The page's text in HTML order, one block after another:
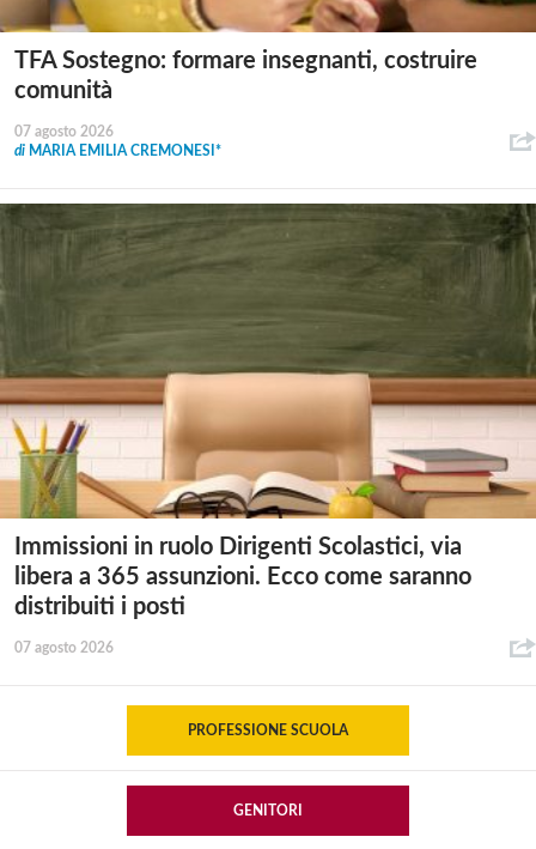
TFA Sostegno: formare insegnanti, costruire
comunità
07 agosto 2026
di MARIA EMILIA CREMONESI*
Immissioni in ruolo Dirigenti Scolastici, via
libera a 365 assunzioni. Ecco come saranno
distribuiti i posti
07 agosto 2026
PROFESSIONE SCUOLA
GENITORI